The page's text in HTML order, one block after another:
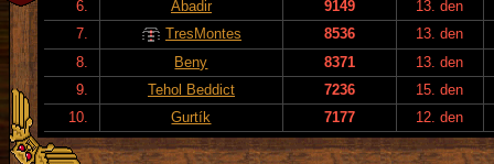
6.
Abadir 9149
13. den
7.
TresMontes 8536
13. den
8.
Beny 8371
13. den
9.
Tehol Beddict 7236
15. den
10.
Gurtík 7177 12. den